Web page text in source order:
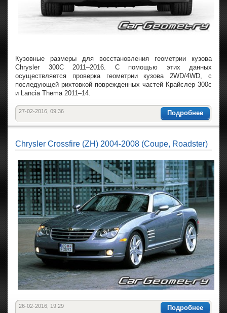
Кузовные размеры для восстановления геометрии кузова
Chrysler 300C 2011–2016. С помощью этих данных
осуществляется проверка геометрии кузова 2WD/4WD, с
последующей рихтовкой поврежденных частей Крайслер 300с
и Lancia Thema 2011–14.
Подробнее
27-02-2016, 09:36
Chrysler Crossfire (ZH) 2004-2008 (Coupe, Roadster)
Подробнее
26-02-2016, 19:29